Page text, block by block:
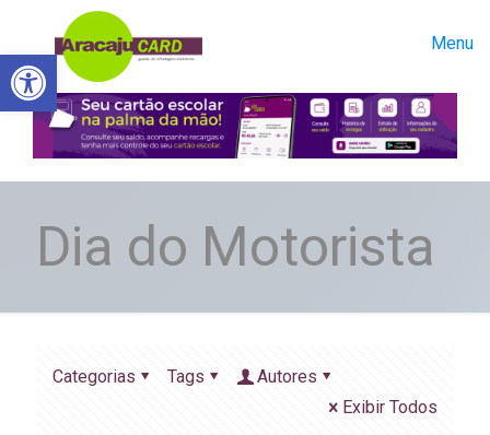
Abrir a barra de ferramentas
Menu
Dia do Motorista
Categorias Tags
Autores
Exibir Todos